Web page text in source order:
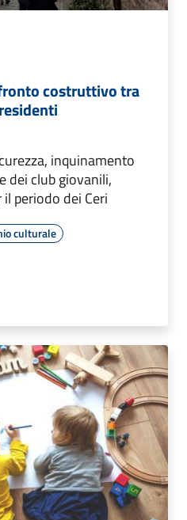
costruttivo tra
inquinamento
dei club giovanili,
periodo dei Ceri
culturale